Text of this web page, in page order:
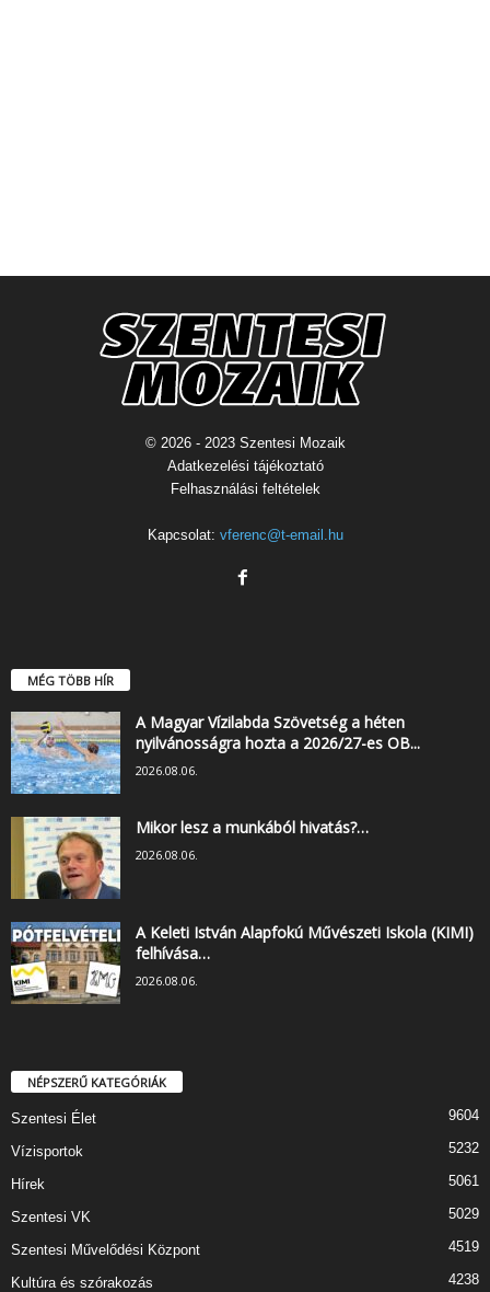
© 2026 - 2023 Szentesi Mozaik
Adatkezelési tájékoztató
Felhasználási feltételek
Kapcsolat: vferenc@t-email.hu
MÉG TÖBB HÍR
A Magyar Vízilabda Szövetség a héten
nyilvánosságra hozta a 2026/27-es OB...
2026.08.06.
Mikor lesz a munkából hivatás?…
2026.08.06.
A Keleti István Alapfokú Művészeti Iskola (KIMI)
felhívása…
2026.08.06.
NÉPSZERŰ KATEGÓRIÁK
Szentesi Élet 9604
Vízisportok 5232
Hírek 5061
Szentesi VK 5029
Szentesi Művelődési Központ 4519
Kultúra és szórakozás 4238